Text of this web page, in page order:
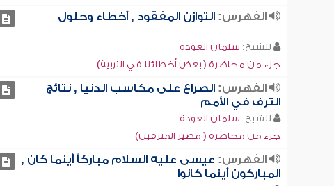
الفهرس:التوازن المفقود , أخطاء وحلول
للشيخ: سلمان العودة
جزء من محاضرة ( بعض أخطائنا في التربية)
الفهرس:الصراع على مكاسب الدنيا , نتائج
الترف في الأمم
للشيخ: سلمان العودة
جزء من محاضرة ( مصير المترفين)
الفهرس: عيسى عليه السلام مباركاً أينما كان ,
المباركون أينما كانوا